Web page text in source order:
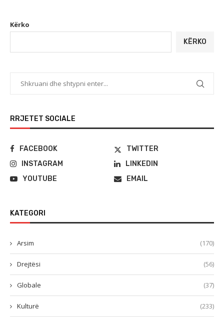
Kërko
KËRKO
RRJETET SOCIALE
FACEBOOK
TWITTER
INSTAGRAM
LINKEDIN
YOUTUBE
EMAIL
KATEGORI
Arsim (170)
Drejtësi (56)
Globale (37)
Kulturë (233)